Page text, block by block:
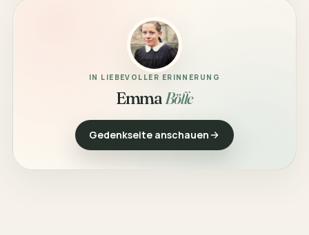
IN LIEBEVOLLER ERINNERUNG
EmmaBölle
Gedenkseite anschauen